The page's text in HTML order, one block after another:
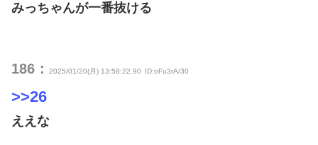
みっちゃんが一番抜ける
186： 2025/01/20(月) 13:58:22.90 ID:oFu3rA/30
>>26
ええな